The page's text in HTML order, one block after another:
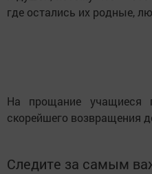
где остались их родные,
На прощание учащиеся
скорейшего возвращения
Следите за самым